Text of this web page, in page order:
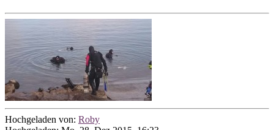
Hochgeladen von: Roby